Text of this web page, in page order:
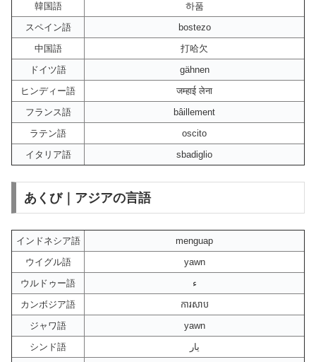
韓国語
하품
スペイン語
bostezo
中国語
打哈欠
ドイツ語
gähnen
ヒンディー語
जम्हाई लेना
フランス語
bâillement
ラテン語
oscito
イタリア語
sbadiglio
あくび｜アジアの言語
インドネシア語
menguap
ウイグル語
yawn
ウルドゥー語
ء
カンボジア語
ការសាប
ジャワ語
yawn
シンド語
يار